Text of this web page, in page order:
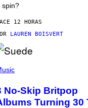
spin?
12 HORAS
LAUREN BOISVERT
No-Skip Britpop
Turning 30